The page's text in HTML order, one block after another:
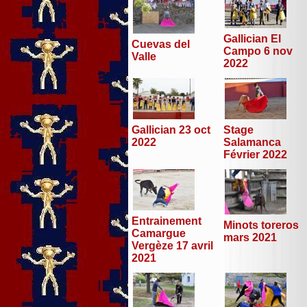
Cuevas del
Valle
Gallician El
Campo 6 nov
2022
Gallician 23 oct
2022
Stage
Salamanca
Février 2022
Entrainement
Camargue
Vergèze 17 avril
2021
Minots toreros
mars 2021